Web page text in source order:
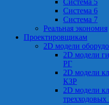
Система 5
Система 6
Система 7
Реальная экономия
Проектировщикам
2D модели
2D модели
РГ
2D модели
КЗР
2D модели